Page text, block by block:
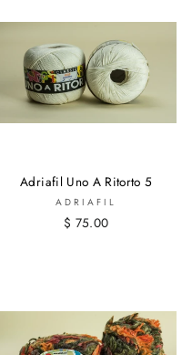
Adriafil Uno A Ritorto 5
ADRIAFIL
$ 75.00